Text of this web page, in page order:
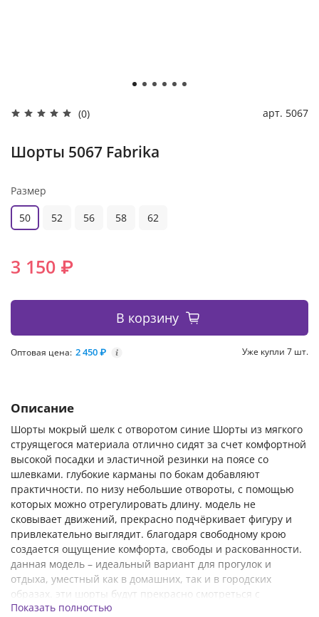
(0) арт. 5067
Шорты 5067 Fabrika
Размер
50
52 56 58 62
3 150 ₽
В корзину
Оптовая цена: 2 450 ₽ i Уже купли 7 шт.
Описание
Шорты мокрый шелк с отворотом синие Шорты из мягкого
струящегося материала отлично сидят за счет комфортной
высокой посадки и эластичной резинки на поясе со
шлевками. глубокие карманы по бокам добавляют
практичности. по низу небольшие отвороты, с помощью
которых можно отрегулировать длину. модель не
сковывает движений, прекрасно подчёркивает фигуру и
привлекательно выглядит. благодаря свободному крою
создается ощущение комфорта, свободы и раскованности.
данная модель – идеальный вариант для прогулок и
отдыха, уместный как в домашних, так и в городских
образах. эти шорты будут прекрасно смотреться с
кроссовками, кедами и даже туфлями. Параметры модели:
Показать полностью